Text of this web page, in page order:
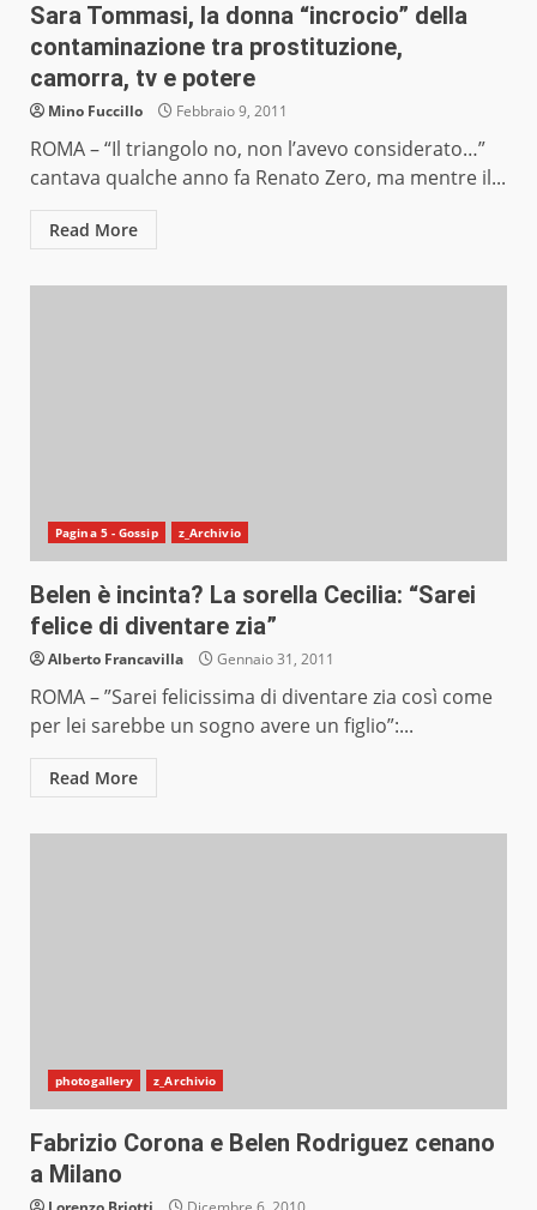
Sara Tommasi, la donna “incrocio” della
contaminazione tra prostituzione,
camorra, tv e potere
Mino Fuccillo Febbraio 9, 2011
ROMA – “Il triangolo no, non l’avevo considerato…”
cantava qualche anno fa Renato Zero, ma mentre il...
Read More
Pagina 5 - Gossip z_Archivio
Belen è incinta? La sorella Cecilia: “Sarei
felice di diventare zia”
Alberto Francavilla Gennaio 31, 2011
ROMA – ”Sarei felicissima di diventare zia così come
per lei sarebbe un sogno avere un figlio”:...
Read More
photogallery z_Archivio
Fabrizio Corona e Belen Rodriguez cenano
a Milano